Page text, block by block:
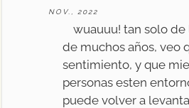
NOV., 2022
wuauuu! tan solo
de muchos años, veo
sentimiento, y que
personas esten
puede volver a